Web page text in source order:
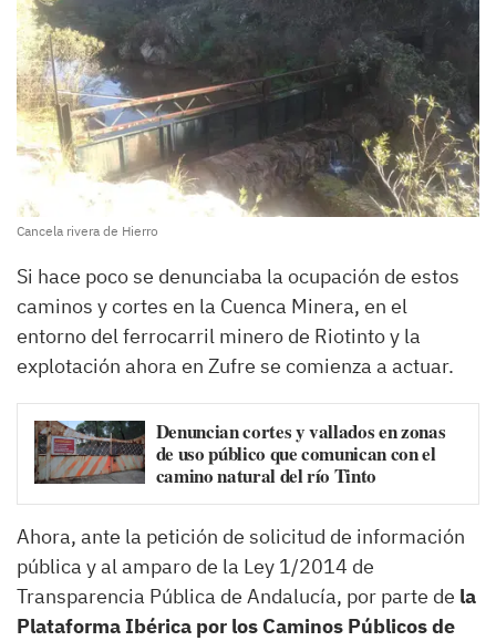
Cancela rivera de Hierro
Si hace poco se denunciaba la ocupación de estos
caminos y cortes en la Cuenca Minera, en el
entorno del ferrocarril minero de Riotinto y la
explotación ahora en Zufre se comienza a actuar.
Denuncian cortes y vallados en zonas
de uso público que comunican con el
camino natural del río Tinto
Ahora, ante la petición de solicitud de información
pública y al amparo de la Ley 1/2014 de
Transparencia Pública de Andalucía, por parte de la
Plataforma Ibérica por los Caminos Públicos de